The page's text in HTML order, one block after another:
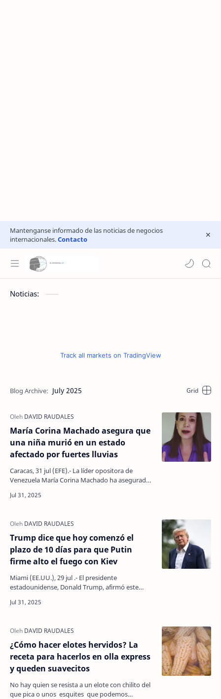
Mantenganse informado de las noticias de negocios
internacionales.Contacto
Noticias:
Track all markets on TradingView
July 2025
María Corina Machado asegura que
una niña murió en un estado
afectado por fuertes lluvias
Caracas, 31 jul (EFE).- La líder opositora de
Venezuela María Corina Machado ha asegurado
ahogamiento en el esta…
Trump dice que hoy comenzó el
plazo de 10 días para que Putin
firme alto el fuego con Kiev
Miami (EE.UU.), 29 jul .- El presidente
estadounidense, Donald Trump, afirmó este
días que concedió a s…
¿Cómo hacer elotes hervidos? La
receta para hacerlos en olla express
y queden suavecitos
No hay quien se resista a un elote con chilito del
que pica o unos esquites que podemos